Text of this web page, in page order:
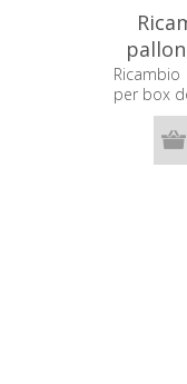
per box